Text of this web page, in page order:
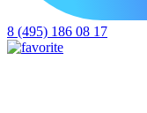
8 (495) 186 08 17